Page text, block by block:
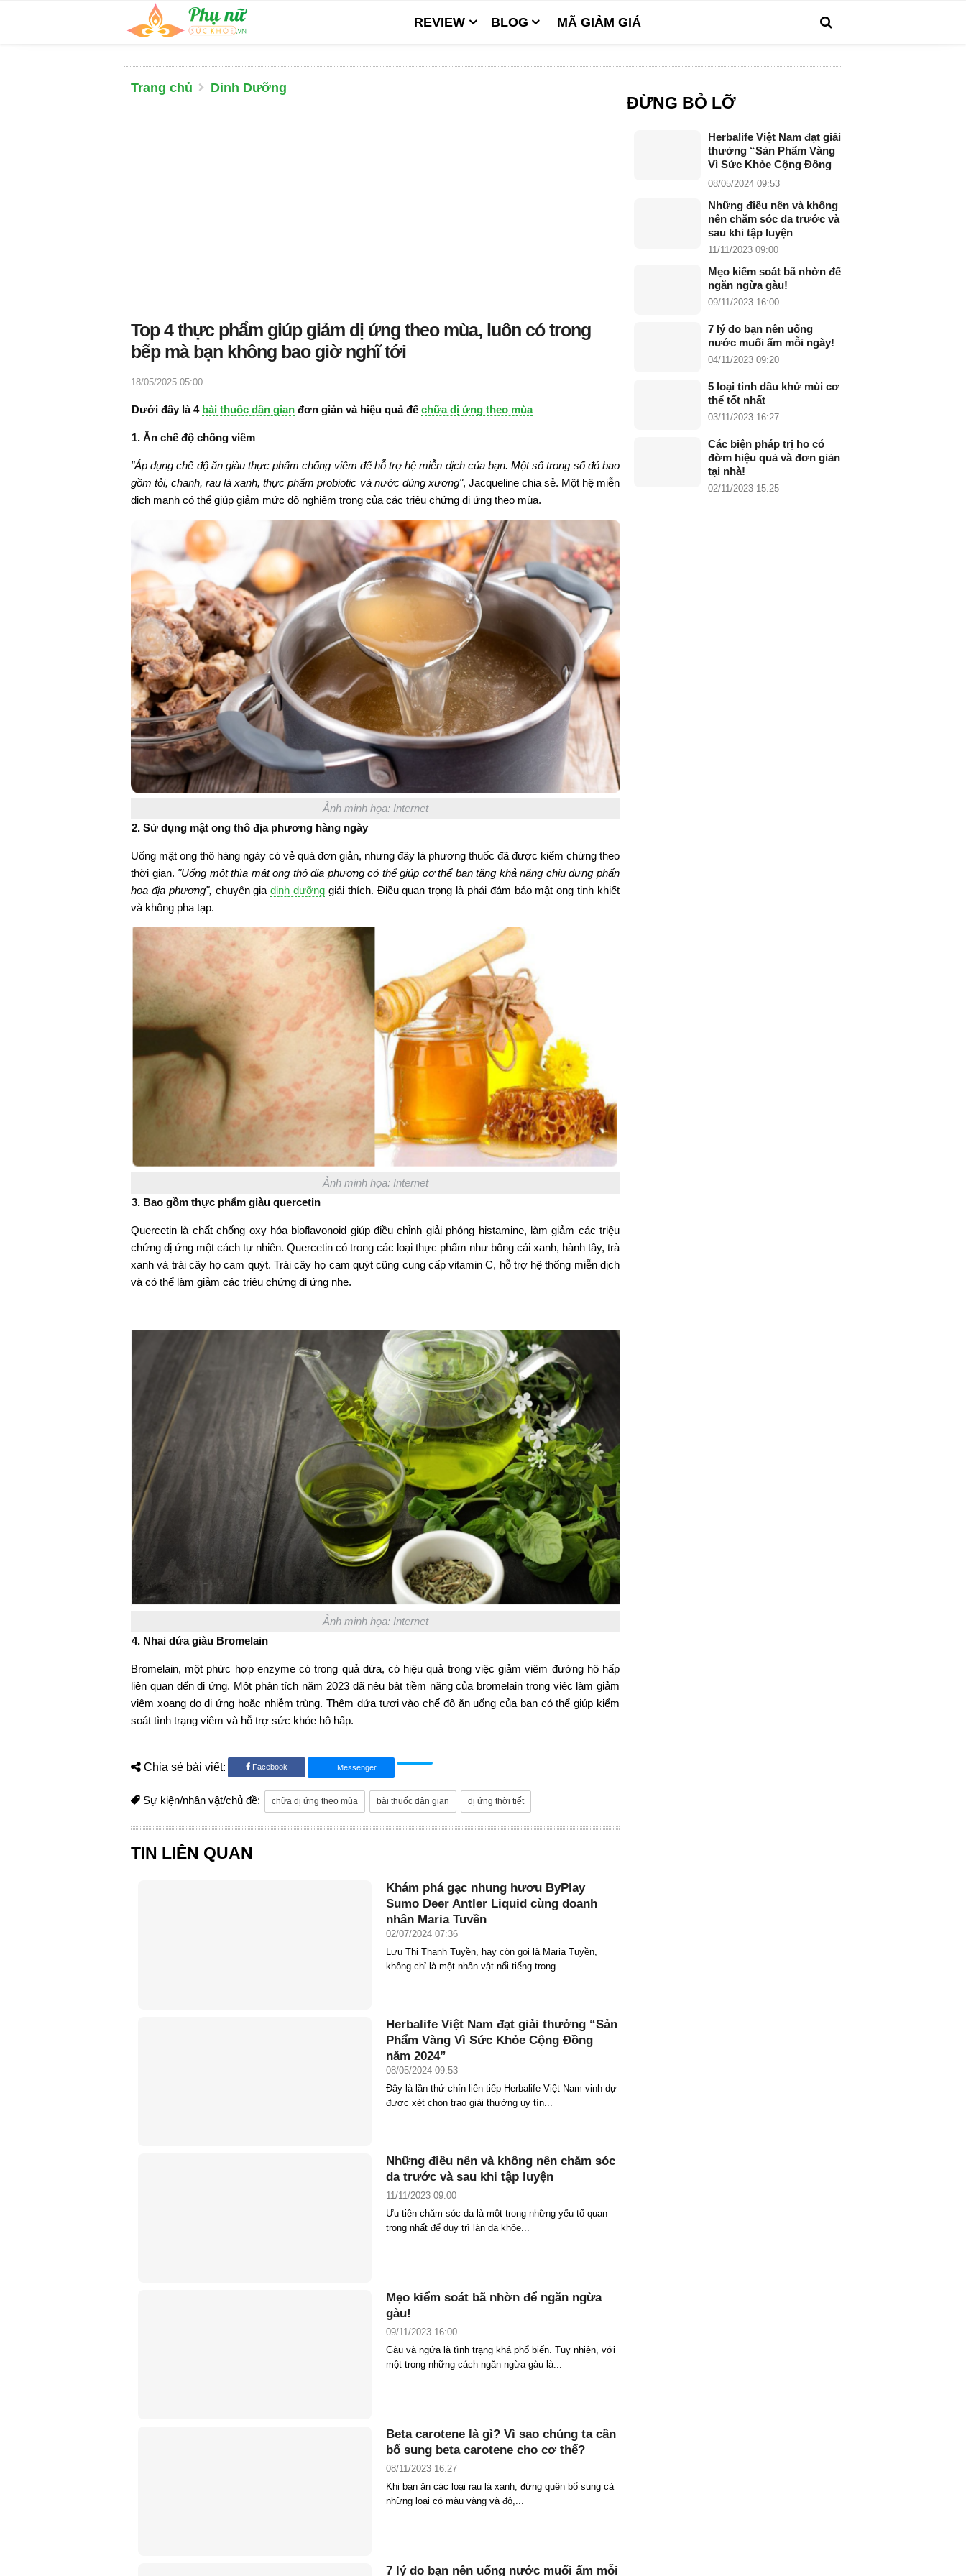
REVIEW BLOG MÃ GIẢM GIÁ
Trang chủ Dinh Dưỡng
Top 4 thực phẩm giúp giảm dị ứng theo mùa, luôn có trong
bếp mà bạn không bao giờ nghĩ tới
18/05/2025 05:00
Dưới đây là 4 bài thuốc dân gian đơn giản và hiệu quả để chữa dị ứng theo mùa
1. Ăn chế độ chống viêm
"Áp dụng chế độ ăn giàu thực phẩm chống viêm để hỗ trợ hệ miễn dịch của bạn. Một số trong số đó bao
gồm tỏi, chanh, rau lá xanh, thực phẩm probiotic và nước dùng xương", Jacqueline chia sẻ. Một hệ miễn
dịch mạnh có thể giúp giảm mức độ nghiêm trọng của các triệu chứng dị ứng theo mùa.
Ảnh minh họa: Internet
2. Sử dụng mật ong thô địa phương hàng ngày
Uống mật ong thô hàng ngày có vẻ quá đơn giản, nhưng đây là phương thuốc đã được kiểm chứng theo
thời gian. "Uống một thìa mật ong thô địa phương có thể giúp cơ thể bạn tăng khả năng chịu đựng phấn
hoa địa phương", chuyên giadinh dưỡng giải thích. Điều quan trọng là phải đảm bảo mật ong tinh khiết
và không pha tạp.
Ảnh minh họa: Internet
3. Bao gồm thực phẩm giàu quercetin
Quercetin là chất chống oxy hóa bioflavonoid giúp điều chỉnh giải phóng histamine, làm giảm các triệu
chứng dị ứng một cách tự nhiên. Quercetin có trong các loại thực phẩm như bông cải xanh, hành tây, trà
xanh và trái cây họ cam quýt. Trái cây họ cam quýt cũng cung cấp vitamin C, hỗ trợ hệ thống miễn dịch
và có thể làm giảm các triệu chứng dị ứng nhẹ.
Ảnh minh họa: Internet
4. Nhai dứa giàu Bromelain
Bromelain, một phức hợp enzyme có trong quả dứa, có hiệu quả trong việc giảm viêm đường hô hấp
liên quan đến dị ứng. Một phân tích năm 2023 đã nêu bật tiềm năng của bromelain trong việc làm giảm
viêm xoang do dị ứng hoặc nhiễm trùng. Thêm dứa tươi vào chế độ ăn uống của bạn có thể giúp kiểm
soát tình trạng viêm và hỗ trợ sức khỏe hô hấp.
Chia sẻ bài viết: Facebook Messenger
Sự kiện/nhân vật/chủ đề: chữa dị ứng theo mùa bài thuốc dân gian dị ứng thời tiết
TIN LIÊN QUAN
Khám phá gạc nhung hươu ByPlay
Sumo Deer Antler Liquid cùng doanh
nhân Maria Tuyền
02/07/2024 07:36
Lưu Thị Thanh Tuyền, hay còn gọi là Maria Tuyền,
không chỉ là một nhân vật nổi tiếng trong...
Herbalife Việt Nam đạt giải thưởng “Sản
Phẩm Vàng Vì Sức Khỏe Cộng Đồng
năm 2024”
08/05/2024 09:53
Đây là lần thứ chín liên tiếp Herbalife Việt Nam vinh dự
được xét chọn trao giải thưởng uy tín...
Những điều nên và không nên chăm sóc
da trước và sau khi tập luyện
11/11/2023 09:00
Ưu tiên chăm sóc da là một trong những yếu tố quan
trọng nhất để duy trì làn da khỏe...
Mẹo kiểm soát bã nhờn để ngăn ngừa
gàu!
09/11/2023 16:00
Gàu và ngứa là tình trạng khá phổ biến. Tuy nhiên, với
một trong những cách ngăn ngừa gàu là...
Beta carotene là gì? Vì sao chúng ta cần
bổ sung beta carotene cho cơ thể?
08/11/2023 16:27
Khi bạn ăn các loại rau lá xanh, đừng quên bổ sung cả
những loại có màu vàng và đỏ,...
7 lý do bạn nên uống nước muối ấm mỗi
ĐỪNG BỎ LỠ
Herbalife Việt Nam đạt giải
thưởng “Sản Phẩm Vàng
Vì Sức Khỏe Cộng Đồng
năm 2024”
08/05/2024 09:53
Những điều nên và không
nên chăm sóc da trước và
sau khi tập luyện
11/11/2023 09:00
Mẹo kiểm soát bã nhờn để
ngăn ngừa gàu!
09/11/2023 16:00
7 lý do bạn nên uống
nước muối ấm mỗi ngày!
04/11/2023 09:20
5 loại tinh dầu khử mùi cơ
thể tốt nhất
03/11/2023 16:27
Các biện pháp trị ho có
đờm hiệu quả và đơn giản
tại nhà!
02/11/2023 15:25